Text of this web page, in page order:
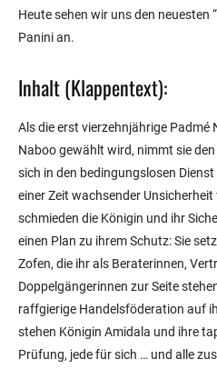
Heute sehen wir uns den neuesten
Panini an.
Inhalt (Klappentext):
Als die erst vierzehnjährige Padmé
Naboo gewählt wird, nimmt sie
sich in den bedingungslosen
einer Zeit wachsender
schmieden die Königin und ihr
einen Plan zu ihrem Schutz: Sie
Zofen, die ihr als Beraterinnen,
Doppelgängerinnen zur Seite
raffgierige Handelsföderation auf
stehen Königin Amidala und ihre
Prüfung, jede für sich … und alle